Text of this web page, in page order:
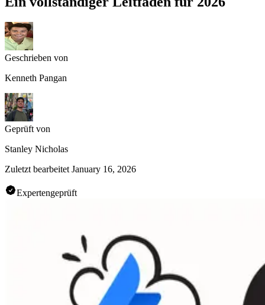
Geschrieben von
Kenneth Pangan
Geprüft von
Stanley Nicholas
Zuletzt bearbeitet January 16, 2026
Expertengeprüft